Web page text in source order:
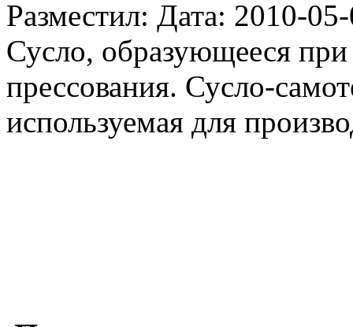
Разместил: Дата: 2010-
Сусло, образующееся при
прессования. Сусло-
используемая для